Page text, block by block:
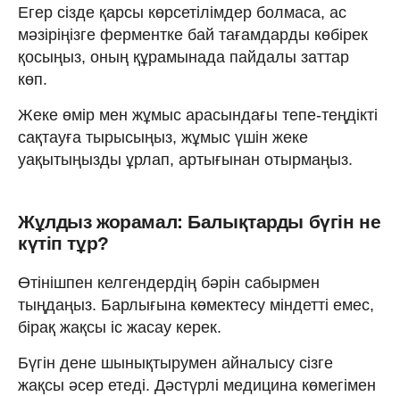
Егер сізде қарсы көрсетілімдер болмаса, ас
мәзіріңізге ферментке бай тағамдарды көбірек
қосыңыз, оның құрамынада пайдалы заттар
көп.
Жеке өмір мен жұмыс арасындағы тепе-теңдікті
сақтауға тырысыңыз, жұмыс үшін жеке
уақытыңызды ұрлап, артығынан отырмаңыз.
Жұлдыз жорамал: Балықтарды бүгін не
күтіп тұр?
Өтінішпен келгендердің бәрін сабырмен
тыңдаңыз. Барлығына көмектесу міндетті емес,
бірақ жақсы іс жасау керек.
Бүгін дене шынықтырумен айналысу сізге
жақсы әсер етеді. Дәстүрлі медицина көмегімен